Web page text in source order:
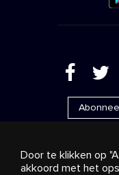
( '
Door te klikken op
akkoord met het